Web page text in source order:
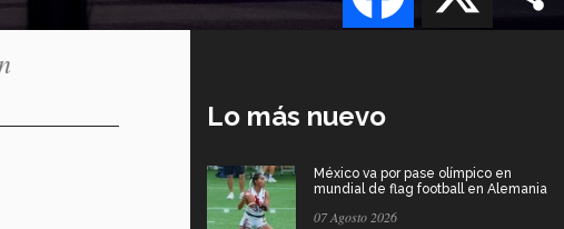
Lo más nuevo
México va por pase olímpico en
mundial de flag football en Alemania
07 Agosto 2026